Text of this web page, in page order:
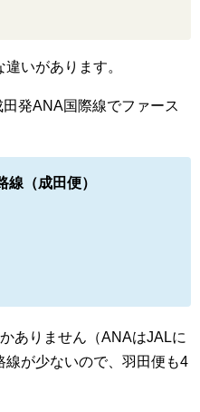
いがあります。
発ANA国際線でファース
（成田便）
ありません（ANAはJALに
線が少ないので、羽田便も4